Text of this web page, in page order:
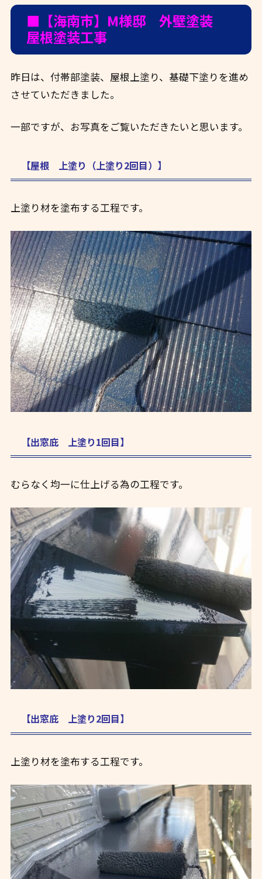
■【海南市】M様邸 外壁塗装
屋根塗装工事
昨日は、付帯部塗装、屋根上塗り、基礎下塗りを進め
させていただきました。
一部ですが、お写真をご覧いただきたいと思います。
【屋根 上塗り（上塗り2回目）】
上塗り材を塗布する工程です。
【出窓庇 上塗り1回目】
むらなく均一に仕上げる為の工程です。
【出窓庇 上塗り2回目】
上塗り材を塗布する工程です。